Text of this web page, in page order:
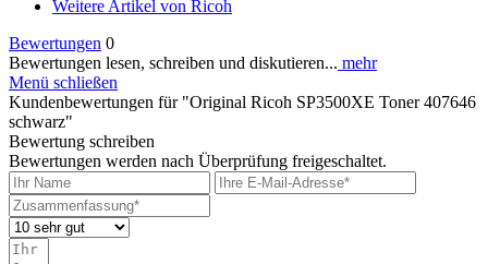
Weitere Artikel von Ricoh
Bewertungen 0
Bewertungen lesen, schreiben und diskutieren... mehr
Menü schließen
Kundenbewertungen für "Original Ricoh SP3500XE Toner 407646
schwarz"
Bewertung schreiben
Bewertungen werden nach Überprüfung freigeschaltet.